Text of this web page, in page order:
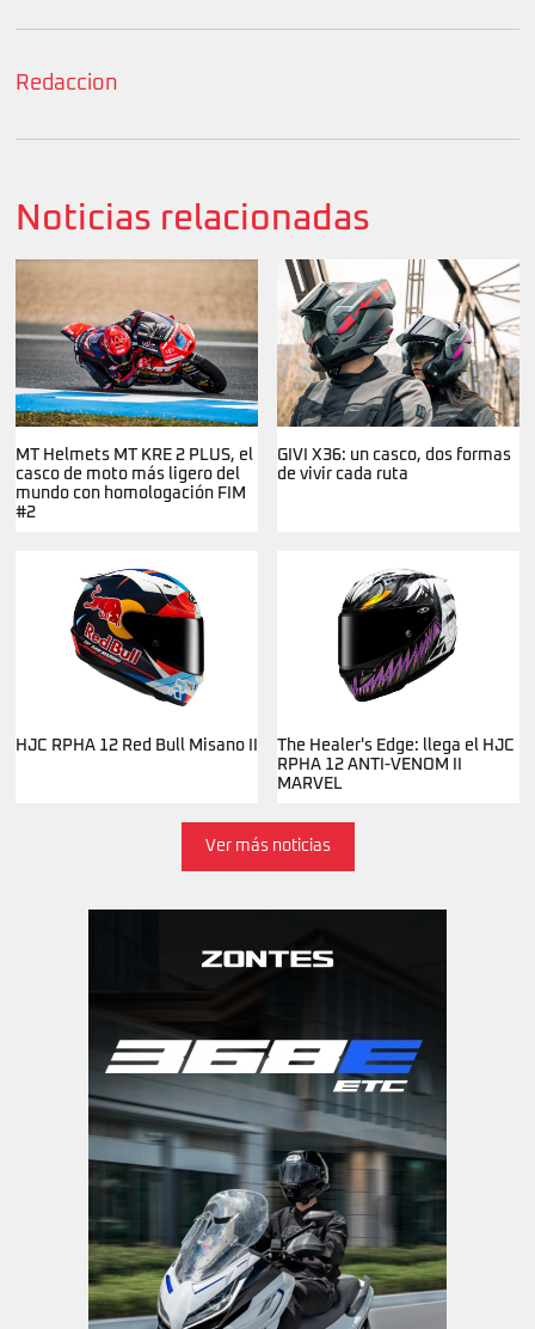
Redaccion
Noticias relacionadas
MT Helmets MT KRE 2 PLUS, el
casco de moto más ligero del
mundo con homologación FIM
#2
GIVI X36: un casco, dos formas
de vivir cada ruta
HJC RPHA 12 Red Bull Misano II
The Healer's Edge: llega el HJC
RPHA 12 ANTI-VENOM II
MARVEL
Ver más noticias